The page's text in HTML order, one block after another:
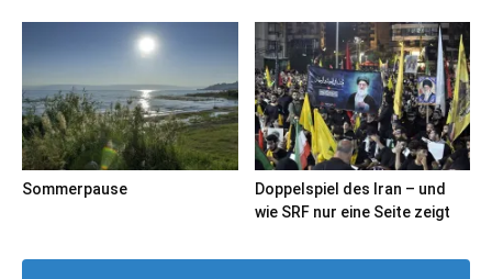
Sommerpause
Doppelspiel des Iran – und
wie SRF nur eine Seite zeigt